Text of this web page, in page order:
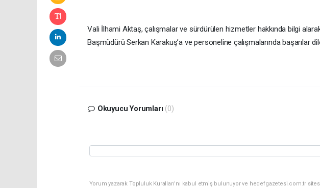
Vali İlhami Aktaş, çalışmalar ve sürdürülen hizmetler hakkında bilgi
Başmüdürü Serkan Karakuş’a ve personeline çalışmalarında başarılar
Okuyucu Yorumları (0)
Yorum yazarak Topluluk Kuralları’nı kabul etmiş bulunuyor ve hedefgazetesi.com.tr